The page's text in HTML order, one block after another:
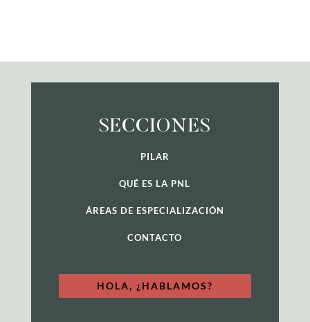
SECCIONES
PILAR
QUÉ ES LA PNL
ÁREAS DE ESPECIALIZACIÓN
CONTACTO
HOLA, ¿HABLAMOS?